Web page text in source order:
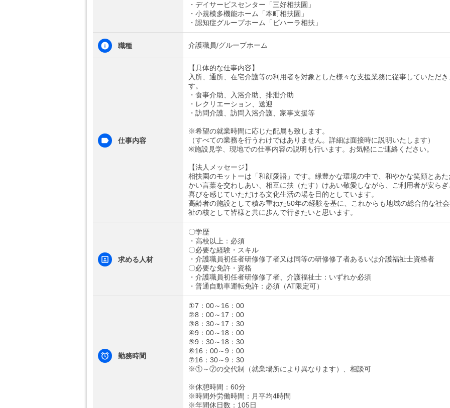
・デイサービスセンター「三好相扶園」
・小規模多機能ホーム「本町相扶園」
・認知症グループホーム「ビハーラ相扶」
職種 介護職員/グループホーム
仕事内容
【具体的な仕事内容】
入所、通所、在宅介護等の利用者を対象とした様々な支援業務に従事していただき
す。
・食事介助、入浴介助、排泄介助
・レクリエーション、送迎
・訪問介護、訪問入浴介護、家事支援等
※希望の就業時間に応じた配属も致します。
（すべての業務を行うわけではありません。詳細は面接時に説明いたします）
※施設見学、現地での仕事内容の説明も行います。お気軽にご連絡ください。
【法人メッセージ】
相扶園のモットーは「和顔愛語」です。緑豊かな環境の中で、和やかな笑顔とあた
かい言葉を交わしあい、相互に扶（たす）けあい敬愛しながら、ご利用者が安らぎ
喜びを感じていただける文化生活の場を目的としています。
高齢者の施設として積み重ねた50年の経験を基に、これからも地域の総合的な社
祉の核として皆様と共に歩んで行きたいと思います。
求める人材
〇学歴
・高校以上：必須
〇必要な経験・スキル
・介護職員初任者研修修了者又は同等の研修修了者あるいは介護福祉士資格者
〇必要な免許・資格
・介護職員初任者研修修了者、介護福祉士：いずれか必須
・普通自動車運転免許：必須（AT限定可）
勤務時間
①7：00～16：00
②8：00～17：00
③8：30～17：30
④9：00～18：00
⑤9：30～18：30
⑥16：00～9：00
⑦16：30～9：30
※①～⑦の交代制（就業場所により異なります）、相談可
※休憩時間：60分
※時間外労働時間：月平均4時間
※年間休日数：105日